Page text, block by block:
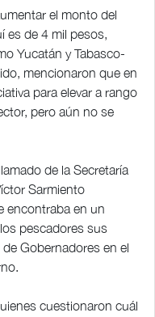
el monto del
es de 4 mil pesos,
Yucatán y Tabasco-
mencionaron que en
para elevar a rango
pero aún no se
de la Secretaría
Sarmiento
encontraba en un
pescadores sus
Gobernadores en el
cuestionaron cuál